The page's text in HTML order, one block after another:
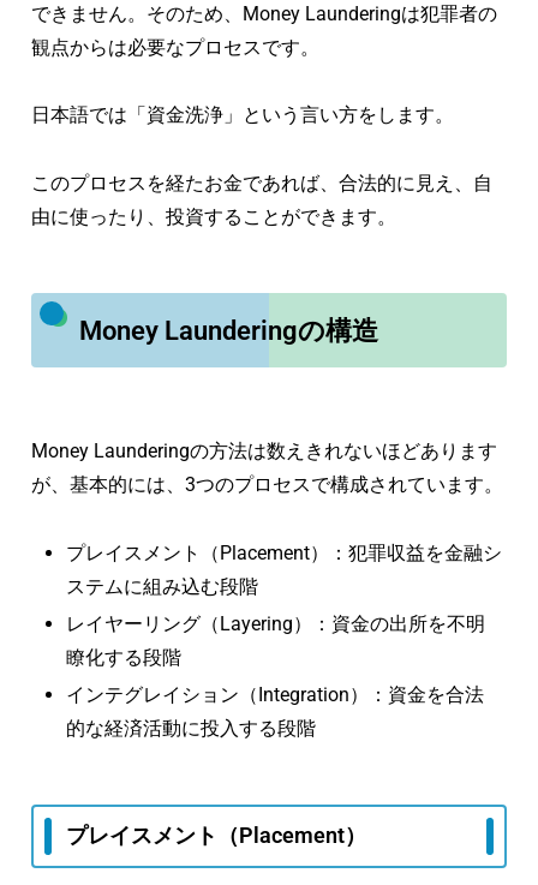
できません。そのため、Money Launderingは犯罪者の
観点からは必要なプロセスです。
日本語では「資金洗浄」という言い方をします。
このプロセスを経たお金であれば、合法的に見え、自
由に使ったり、投資することができます。
Money Launderingの構造
Money Launderingの方法は数えきれないほどあります
が、基本的には、3つのプロセスで構成されています。
プレイスメント（Placement）：犯罪収益を金融シ
ステムに組み込む段階
レイヤーリング（Layering）：資金の出所を不明
瞭化する段階
インテグレイション（Integration）：資金を合法
的な経済活動に投入する段階
プレイスメント（Placement）